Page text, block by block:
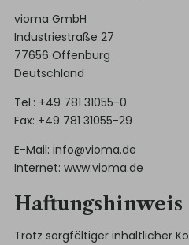
vioma GmbH
Industriestraße 27
77656 Offenburg
Deutschland
Tel.: +49 781 31055-0
Fax: +49 781 31055-29
E-Mail: info@vioma.de
Internet: www.vioma.de
Haftungshinweis
Trotz sorgfältiger inhaltlicher